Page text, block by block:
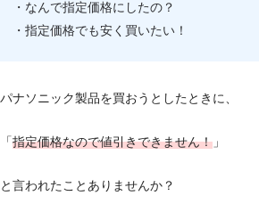
・なんで指定価格にしたの？
・指定価格でも安く買いたい！
パナソニック製品を買おうとしたときに、
「指定価格なので値引きできません！ 」
と言われたことありませんか？